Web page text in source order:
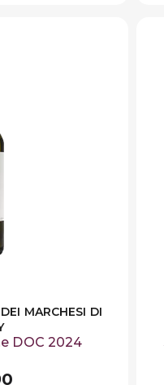
MARCHESI DI
DOC 2024